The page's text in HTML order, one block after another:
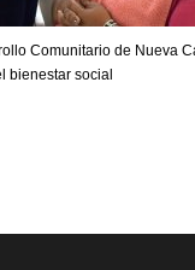
Comunitario de Nueva
bienestar social